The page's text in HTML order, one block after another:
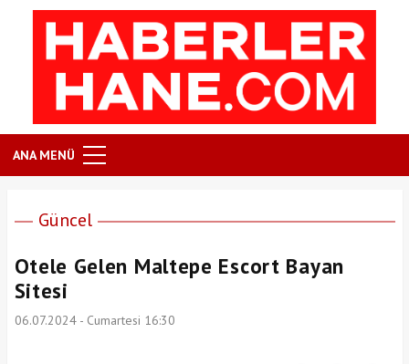
ANA MENÜ
Güncel
Otele Gelen Maltepe Escort Bayan
Sitesi
06.07.2024 - Cumartesi 16:30